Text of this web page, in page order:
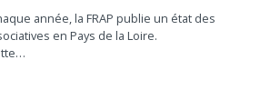
année, la FRAP publie un état des
en Pays de la Loire.